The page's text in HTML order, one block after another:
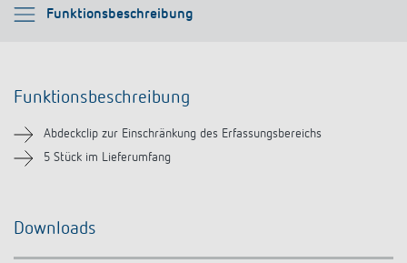
Funktionsbeschreibung
Bitte auswählen
Ähnliche Produkte
Funktionsbeschreibung
Abdeckclip zur Einschränkung des Erfassungsbereichs
5 Stück im Lieferumfang
Downloads